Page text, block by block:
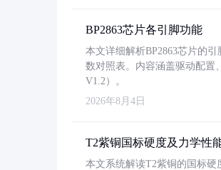
BP2863芯片各引脚功能
本文详细解析BP2863芯片的
数对照表。内容涵盖驱动配置
V1.2）。
2026年8月4日
T2紫铜国标硬度及力学性
本文系统解读T2紫铜的国标硬